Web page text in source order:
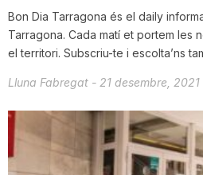
n
Bon Dia Tarragona és el daily
Tarragona. Cada matí et portem les
el territori. Subscriu-te i escolta’ns
Lluna Fabregat - 21 desembre, 2021